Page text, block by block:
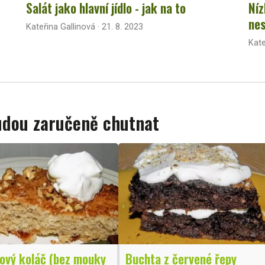
Salát jako hlavní jídlo - jak na to
Kateřina Gallinová · 21. 8. 2023
zaručeně chutnat
koláč (bez mouky Buchta z červené řepy